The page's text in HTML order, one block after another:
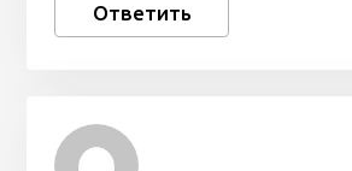
Ответить